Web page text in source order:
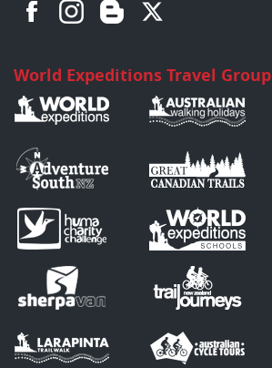
World Expeditions Travel Group